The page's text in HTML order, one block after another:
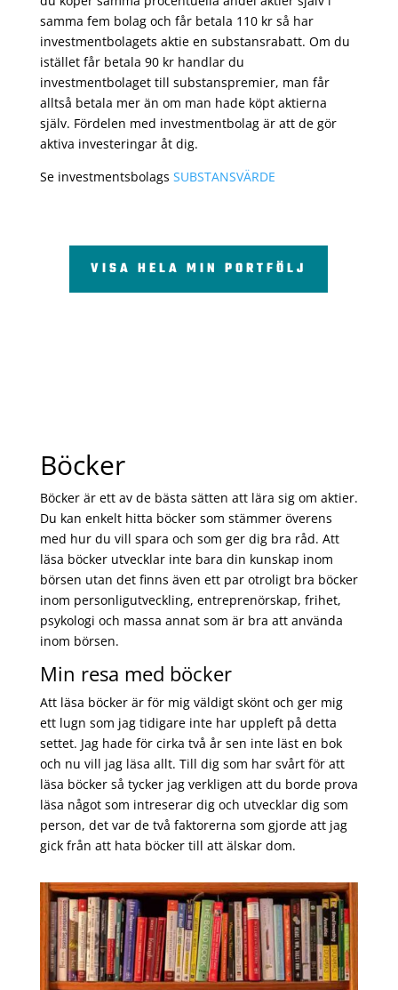
samma fem bolag och får betala 110 kr så har
investmentbolagets aktie en substansrabatt. Om du
istället får betala 90 kr handlar du
investmentbolaget till substanspremier, man får
alltså betala mer än om man hade köpt aktierna
själv. Fördelen med investmentbolag är att de gör
aktiva investeringar åt dig.
Se investmentsbolags SUBSTANSVÄRDE
VISA HELA MIN PORTFÖLJ
Böcker
Böcker är ett av de bästa sätten att lära sig om aktier.
Du kan enkelt hitta böcker som stämmer överens
med hur du vill spara och som ger dig bra råd. Att
läsa böcker utvecklar inte bara din kunskap inom
börsen utan det finns även ett par otroligt bra böcker
inom personligutveckling, entreprenörskap, frihet,
psykologi och massa annat som är bra att använda
inom börsen.
Min resa med böcker
Att läsa böcker är för mig väldigt skönt och ger mig
ett lugn som jag tidigare inte har uppleft på detta
settet. Jag hade för cirka två år sen inte läst en bok
och nu vill jag läsa allt. Till dig som har svårt för att
läsa böcker så tycker jag verkligen att du borde prova
läsa något som intreserar dig och utvecklar dig som
person, det var de två faktorerna som gjorde att jag
gick från att hata böcker till att älskar dom.